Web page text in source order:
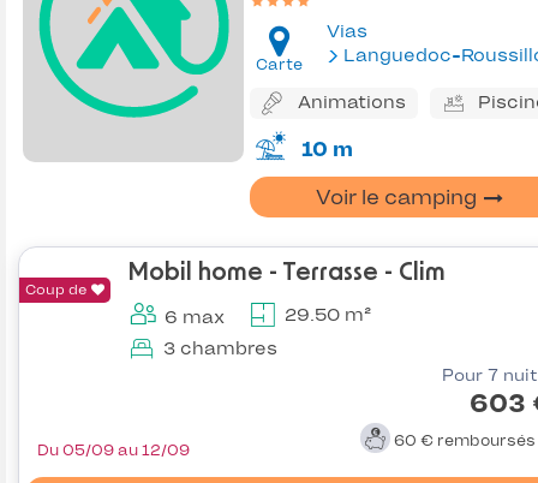
Carte
Vias
Languedoc-
Animations
10 m
Voir le camping
Coup de
Mobil home - Terrasse - Clim
6 max
29.50 m²
3 chambres
Pour 7
603
60 € remboursés
Du 05/09 au 12/09